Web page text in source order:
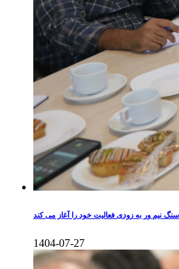
سنگ نیم ور به زودی فعالیت خود را آغاز می کند
1404-07-27